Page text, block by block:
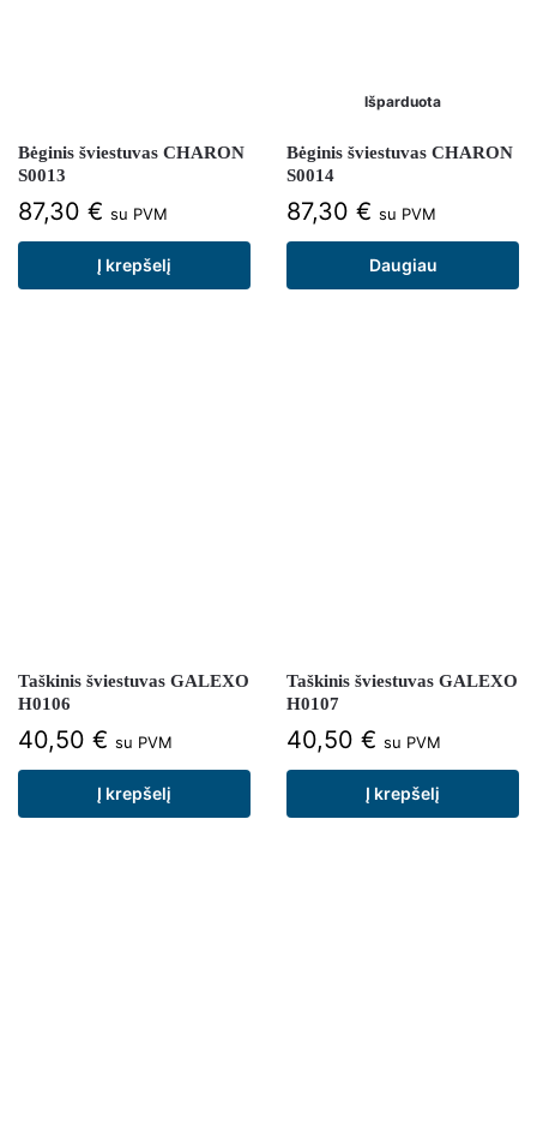
Bėginis šviestuvas CHARON
S0013
87,30 € su PVM
Į krepšelį
Išparduota
Bėginis šviestuvas CHARON
S0014
87,30 € su PVM
Daugiau
Taškinis šviestuvas GALEXO
H0106
40,50 € su PVM
Į krepšelį
Taškinis šviestuvas GALEXO
H0107
40,50 € su PVM
Į krepšelį